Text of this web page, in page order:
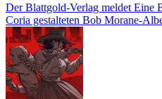
Der Blattgold-Verlag meldet Eine
Coria gestalteten Bob Morane-